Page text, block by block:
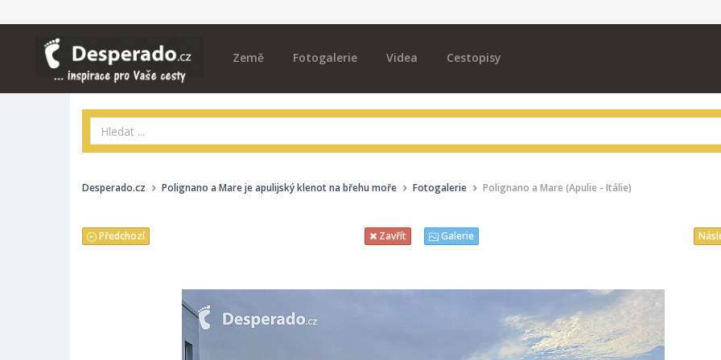
Země Fotogalerie Videa Cestopisy
Desperado.cz Polignano a Mare je apulijský klenot na břehu moře Fotogalerie Polignano a Mare (Apulie - Itálie)
Předchozí Zavřít Galerie